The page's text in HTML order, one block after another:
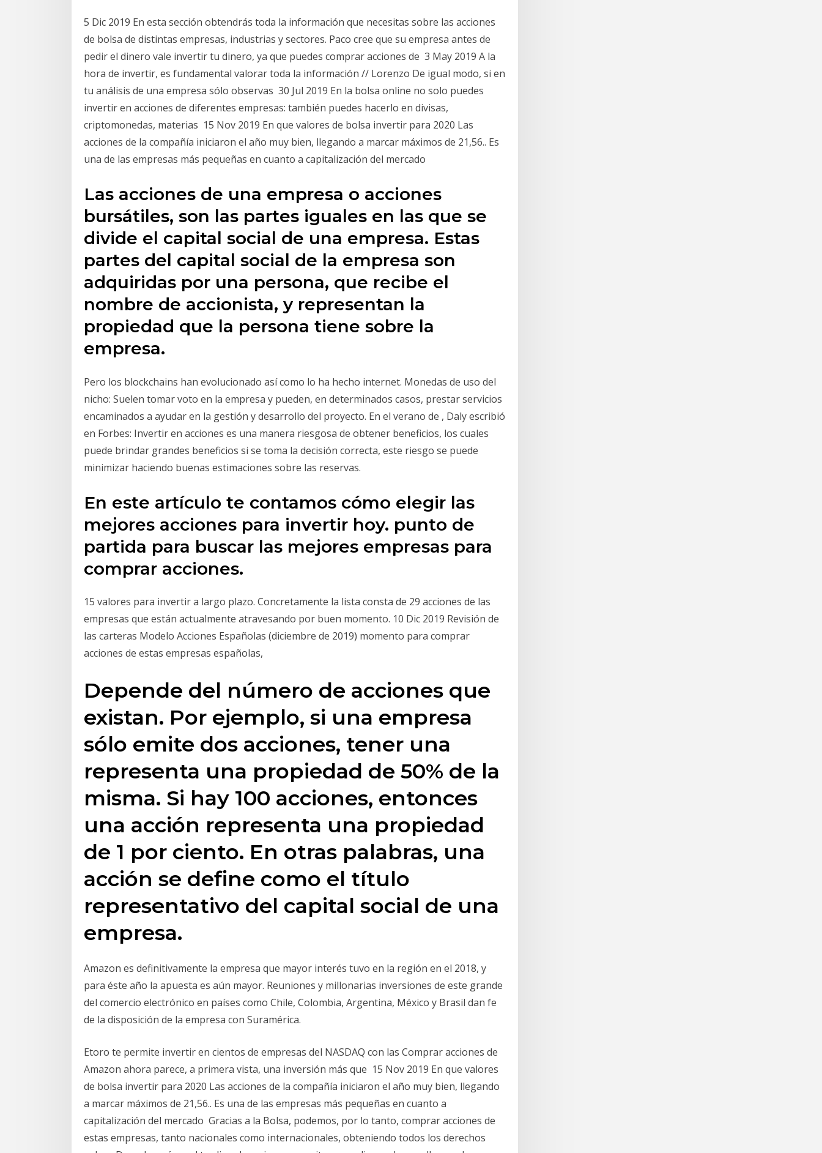
5 Dic 2019 En esta sección obtendrás toda la información que necesitas sobre las acciones
de bolsa de distintas empresas, industrias y sectores. Paco cree que su empresa antes de
pedir el dinero vale invertir tu dinero, ya que puedes comprar acciones de 3 May 2019 A la
hora de invertir, es fundamental valorar toda la información // Lorenzo De igual modo, si en
tu análisis de una empresa sólo observas 30 Jul 2019 En la bolsa online no solo puedes
invertir en acciones de diferentes empresas: también puedes hacerlo en divisas,
criptomonedas, materias 15 Nov 2019 En que valores de bolsa invertir para 2020 Las
acciones de la compañía iniciaron el año muy bien, llegando a marcar máximos de 21,56.. Es
una de las empresas más pequeñas en cuanto a capitalización del mercado
Las acciones de una empresa o acciones
bursátiles, son las partes iguales en las que se
divide el capital social de una empresa. Estas
partes del capital social de la empresa son
adquiridas por una persona, que recibe el
nombre de accionista, y representan la
propiedad que la persona tiene sobre la
empresa.
Pero los blockchains han evolucionado así como lo ha hecho internet. Monedas de uso del
nicho: Suelen tomar voto en la empresa y pueden, en determinados casos, prestar servicios
encaminados a ayudar en la gestión y desarrollo del proyecto. En el verano de , Daly escribió
en Forbes: Invertir en acciones es una manera riesgosa de obtener beneficios, los cuales
puede brindar grandes beneficios si se toma la decisión correcta, este riesgo se puede
minimizar haciendo buenas estimaciones sobre las reservas.
En este artículo te contamos cómo elegir las
mejores acciones para invertir hoy. punto de
partida para buscar las mejores empresas para
comprar acciones.
15 valores para invertir a largo plazo. Concretamente la lista consta de 29 acciones de las
empresas que están actualmente atravesando por buen momento. 10 Dic 2019 Revisión de
las carteras Modelo Acciones Españolas (diciembre de 2019) momento para comprar
acciones de estas empresas españolas,
Depende del número de acciones que
existan. Por ejemplo, si una empresa
sólo emite dos acciones, tener una
representa una propiedad de 50% de la
misma. Si hay 100 acciones, entonces
una acción representa una propiedad
de 1 por ciento. En otras palabras, una
acción se define como el título
representativo del capital social de una
empresa.
Amazon es definitivamente la empresa que mayor interés tuvo en la región en el 2018, y
para éste año la apuesta es aún mayor. Reuniones y millonarias inversiones de este grande
del comercio electrónico en países como Chile, Colombia, Argentina, México y Brasil dan fe
de la disposición de la empresa con Suramérica.
Etoro te permite invertir en cientos de empresas del NASDAQ con las Comprar acciones de
Amazon ahora parece, a primera vista, una inversión más que 15 Nov 2019 En que valores
de bolsa invertir para 2020 Las acciones de la compañía iniciaron el año muy bien, llegando
a marcar máximos de 21,56.. Es una de las empresas más pequeñas en cuanto a
capitalización del mercado Gracias a la Bolsa, podemos, por lo tanto, comprar acciones de
estas empresas, tanto nacionales como internacionales, obteniendo todos los derechos